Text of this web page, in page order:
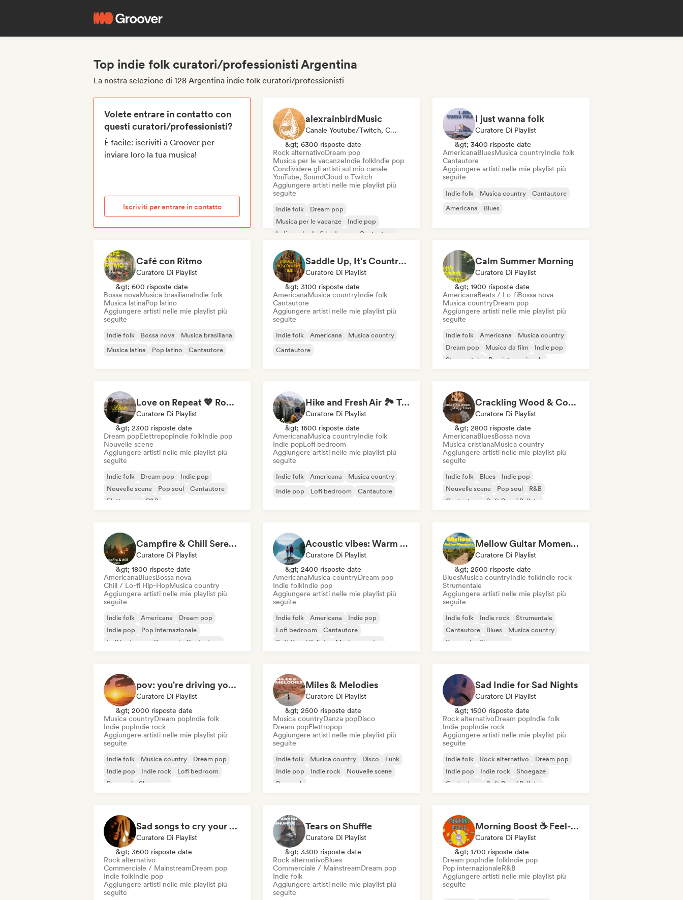
Top indie folk curatori/professionisti Argentina
La nostra selezione di 128 Argentina indie folk curatori/professionisti
Volete entrare in contatto con
questi curatori/professionisti?
È facile: iscriviti a Groover per
inviare loro la tua musica!
Iscriviti per entrare in contatto
alexrainbirdMusic
Canale Youtube/Twitch, Curatore Di Playlist
&gt; 6300 risposte date
Rock alternativoDream pop
Musica per le vacanzeIndie folkIndie pop
Condividere gli artisti sul mio canale
YouTube, SoundCloud o Twitch
Aggiungere artisti nelle mie playlist più
seguite
Indie folk
Dream pop
Musica per le vacanze
Indie pop
Indie rock
Lofi bedroom
Cantautore
I just wanna folk
Curatore Di Playlist
&gt; 3400 risposte date
AmericanaBluesMusica countryIndie folk
Cantautore
Aggiungere artisti nelle mie playlist più
seguite
Indie folk Musica country
Cantautore
Americana
Blues
Café con Ritmo
Curatore Di Playlist
&gt; 600 risposte date
Bossa novaMusica brasilianaIndie folk
Musica latinaPop latino
Aggiungere artisti nelle mie playlist più
seguite
Indie folk Bossa nova
Musica brasiliana
Musica latina
Pop latino Cantautore
Saddle Up, It's Country Time 🤠 Outlaw Country, Americana & Country Rock
Curatore Di Playlist
&gt; 3100 risposte date
AmericanaMusica countryIndie folk
Cantautore
Aggiungere artisti nelle mie playlist più
seguite
Indie folk Americana
Musica country
Cantautore
Calm Summer Morning
Curatore Di Playlist
&gt; 1900 risposte date
AmericanaBeats / Lo-fiBossa nova
Musica countryDream pop
Aggiungere artisti nelle mie playlist più
seguite
Indie folk Americana
Musica country
Dream pop
Musica da film
Indie pop
Strumentale
Pop internazionale
Love on Repeat 💖 Romantic Indie Pop, Neo Soul & Singer-Songwriter
Curatore Di Playlist
&gt; 2300 risposte date
Dream popElettropopIndie folkIndie pop
Nouvelle scene
Aggiungere artisti nelle mie playlist più
seguite
Indie folk Dream pop
Indie pop
Nouvelle scene
Pop soul
Cantautore
Elettropop
R&B
Hike and Fresh Air 🏞️ Trail-Ready Indie Folk & Acoustic
Curatore Di Playlist
&gt; 1600 risposte date
AmericanaMusica countryIndie folk
Indie popLofi bedroom
Aggiungere artisti nelle mie playlist più
seguite
Indie folk Americana
Musica country
Indie pop
Lofi bedroom Cantautore
Crackling Wood & Cozy Vibes 🔥 Singer-Songwriter, Dream Pop & Bedroom Pop
Curatore Di Playlist
&gt; 2800 risposte date
AmericanaBluesBossa nova
Musica cristianaMusica country
Aggiungere artisti nelle mie playlist più
seguite
Indie folk Blues
Indie pop
Nouvelle scene
Pop soul
R&B
Cantautore
Soft Pop / Ballata
Campfire & Chill Serenades 🔥 Indie Folk, Acoustic & Singer-Songwriter
Curatore Di Playlist
&gt; 1800 risposte date
AmericanaBluesBossa nova
Chill / Lo-fi Hip-HopMusica country
Aggiungere artisti nelle mie playlist più
seguite
Indie folk Americana
Dream pop
Indie pop
Pop internazionale
Lofi bedroom
Pop soul Cantautore
Acoustic vibes: Warm Melodies, Indie Folk & Singer-Songwriter 🏞️
Curatore Di Playlist
&gt; 2400 risposte date
AmericanaMusica countryDream pop
Indie folkIndie pop
Aggiungere artisti nelle mie playlist più
seguite
Indie folk Americana
Indie pop
Lofi bedroom
Cantautore
Soft Pop / Ballata
Musica country
Mellow Guitar Moments 🎸 Acoustic Indie Folk & Singer-Songwriter
Curatore Di Playlist
&gt; 2500 risposte date
BluesMusica countryIndie folkIndie rock
Strumentale
Aggiungere artisti nelle mie playlist più
seguite
Indie folk Indie rock
Strumentale
Cantautore
Blues
Musica country
Pop rock
Shoegaze
pov: you're driving your car alone and it's golden hour
Curatore Di Playlist
&gt; 2000 risposte date
Musica countryDream popIndie folk
Indie popIndie rock
Aggiungere artisti nelle mie playlist più
seguite
Indie folk Musica country
Dream pop
Indie pop
Indie rock
Lofi bedroom
Pop soul
Shoegaze
Miles & Melodies
Curatore Di Playlist
&gt; 2500 risposte date
Musica countryDanza popDisco
Dream popElettropop
Aggiungere artisti nelle mie playlist più
seguite
Indie folk Musica country Disco
Funk
Indie pop
Indie rock
Nouvelle scene
Pop rock
Sad Indie for Sad Nights
Curatore Di Playlist
&gt; 1500 risposte date
Rock alternativoDream popIndie folk
Indie popIndie rock
Aggiungere artisti nelle mie playlist più
seguite
Indie folk Rock alternativo
Dream pop
Indie pop
Indie rock
Shoegaze
Cantautore
Soft Pop / Ballata
Sad songs to cry your eyes out
Curatore Di Playlist
&gt; 3600 risposte date
Rock alternativo
Commerciale / MainstreamDream pop
Indie folkIndie pop
Aggiungere artisti nelle mie playlist più
seguite
Tears on Shuffle
Curatore Di Playlist
&gt; 3300 risposte date
Rock alternativoBlues
Commerciale / MainstreamDream pop
Indie folk
Aggiungere artisti nelle mie playlist più
seguite
Morning Boost ☕ Feel-Good Funk, Soul & Neo-Soul to Wake Up
Curatore Di Playlist
&gt; 1700 risposte date
Dream popIndie folkIndie pop
Pop internazionaleR&B
Aggiungere artisti nelle mie playlist più
seguite